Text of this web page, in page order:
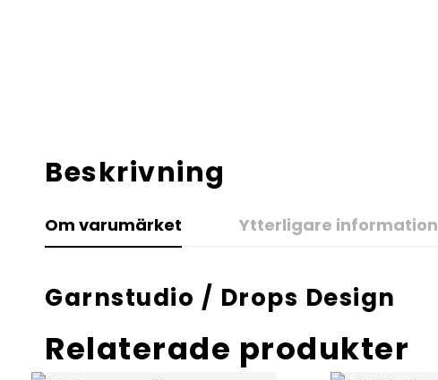
Beskrivning
Om varumärket Ytterligare information
Garnstudio / Drops Design
Relaterade produkter